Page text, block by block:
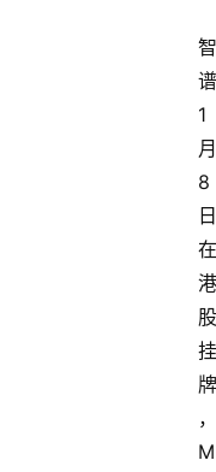
智
谱
1
月
8
日
在
港
股
挂
牌
，
M